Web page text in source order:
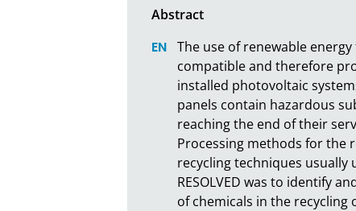
The use of renewable
compatible and therefore
installed photovoltaic
panels contain hazardous
reaching the end of their
Processing methods for the
recycling techniques usually
RESOLVED was to identify
of chemicals in the recycling